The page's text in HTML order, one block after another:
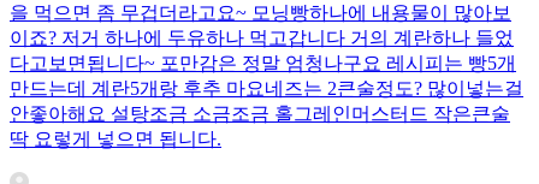
을 먹으면 좀 무겁더라고요~ 모닝빵하나에 내용물이 많아보
이죠? 저거 하나에 두유하나 먹고갑니다 거의 계란하나 들었
다고보면됩니다~ 포만감은 정말 엄청나구요 레시피는 빵5개
만드는데 계란5개랑 후추 마요네즈는 2큰술정도? 많이넣는걸
안좋아해요 설탕조금 소금조금 홀그레인머스터드 작은큰술
딱 요렇게 넣으면 됩니다.